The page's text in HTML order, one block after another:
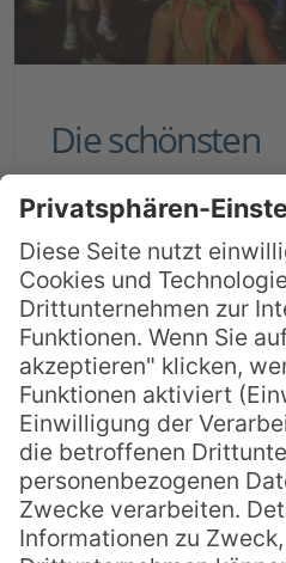
Die schönsten
Hawaii
Hawaii gehört nicht
Top Spots
wahres Mekka für
nur an den
die die Inselgruppe
natürlich vor allem an
atemberaubenden
Hawaiis. Geübte